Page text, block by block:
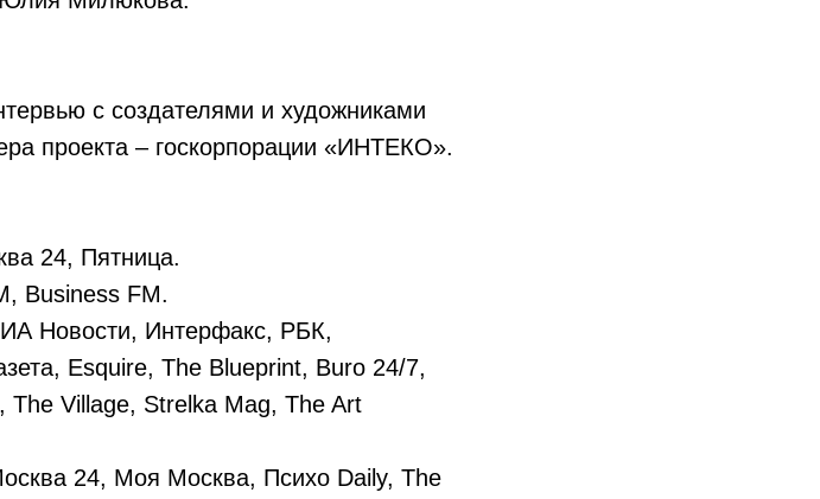
с создателями и художниками
проекта – госкорпорации «ИНТЕКО».
24, Пятница.
Business FM.
Новости, Интерфакс, РБК,
Esquire, The Blueprint, Buro 24/7,
The Village, Strelka Mag, The Art
24, Моя Москва, Психо Daily, The